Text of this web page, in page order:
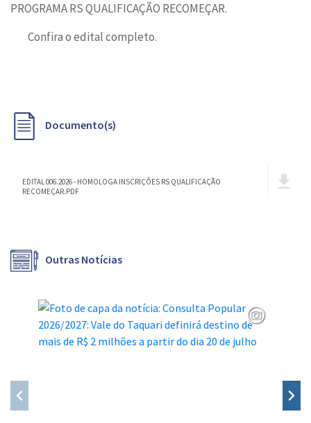
PROGRAMA RS QUALIFICAÇÃO RECOMEÇAR.
Confira o edital completo.
Documento(s)
EDITAL 006.2026 - HOMOLOGA INSCRIÇÕES RS QUALIFICAÇÃO
RECOMEÇAR.PDF
Outras Notícias